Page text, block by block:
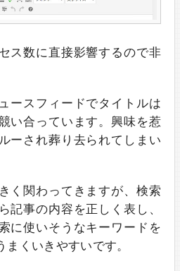
ス数に直接影響するので非
ースフィードでタイトルは
い合っています。興味を惹
ーされ葬り去られてしまい
く関わってきますが、検索
記事の内容を正しく表し、
に使いそうなキーワードを
くいきやすいです。